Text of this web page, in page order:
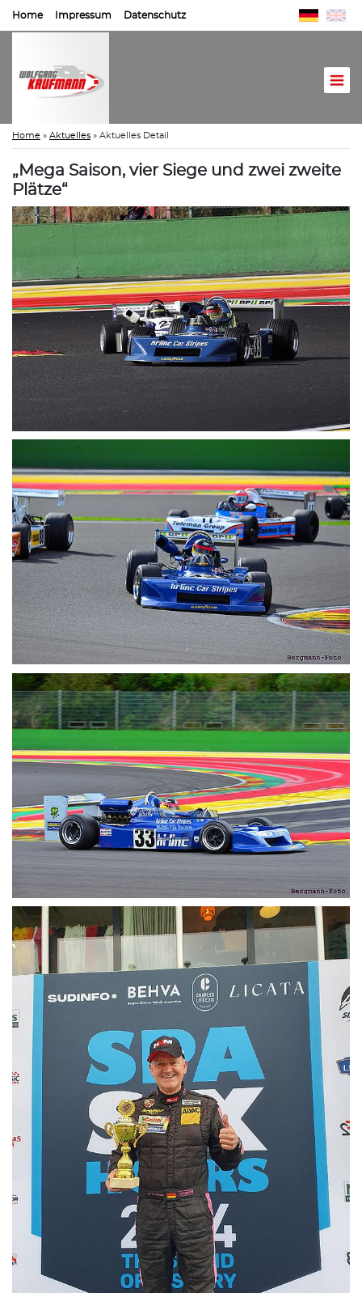
Home Impressum Datenschutz
Home » Aktuelles » Aktuelles Detail
„Mega Saison, vier Siege und zwei zweite
Plätze“